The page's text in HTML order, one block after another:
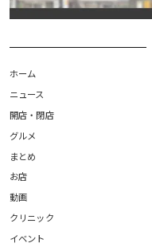
ホーム
ニュース
開店・閉店
グルメ
まとめ
お店
動画
クリニック
イベント